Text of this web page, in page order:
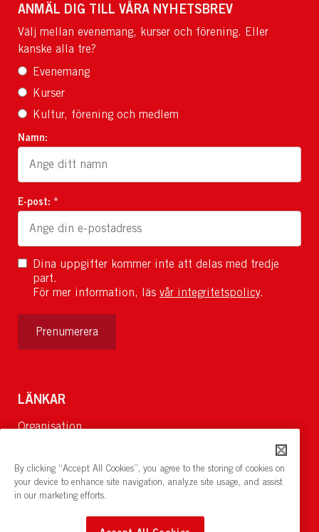
ANMÄL DIG TILL VÅRA NYHETSBREV
Välj mellan evenemang, kurser och förening. Eller
kanske alla tre?
Evenemang
Kurser
Kultur, förening och medlem
Namn:
E-post: *
Dina uppgifter kommer inte att delas med tredje
part.
För mer information, läs vår integritetspolicy.
Prenumerera
LÄNKAR
Organisation
Lediga jobb
Nyheter och pressrum
Restaurang och konferens: cirkelnstockholm.se
By clicking “Accept All Cookies”, you agree to the storing of cookies on
your device to enhance site navigation, analyze site usage, and assist
in our marketing efforts.